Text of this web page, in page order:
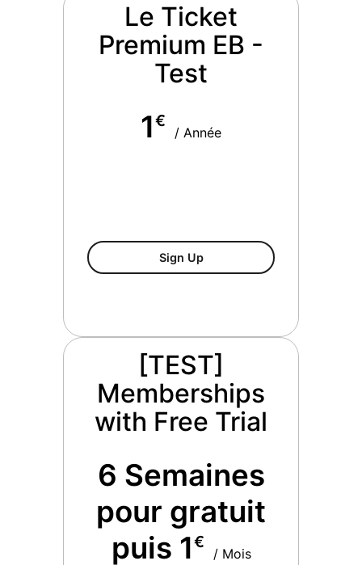
Le Ticket
Premium EB -
Test
1€
/ Année
Sign Up[TEST] Le Ticket Premium
[TEST]
Memberships
with Free Trial
6 Semaines
pour gratuit
puis 1€
/ Mois